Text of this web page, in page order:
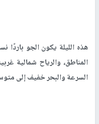
هذه الليلة يكون الجو باردًا
المناطق، والرياح شمالية
السرعة والبحر خفيف إلى